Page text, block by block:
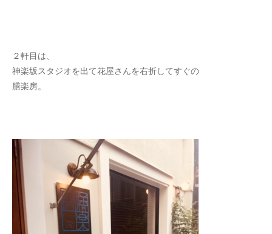
２軒目は、
神楽坂スタジオを出て花屋さんを右折してすぐの
膳楽房。